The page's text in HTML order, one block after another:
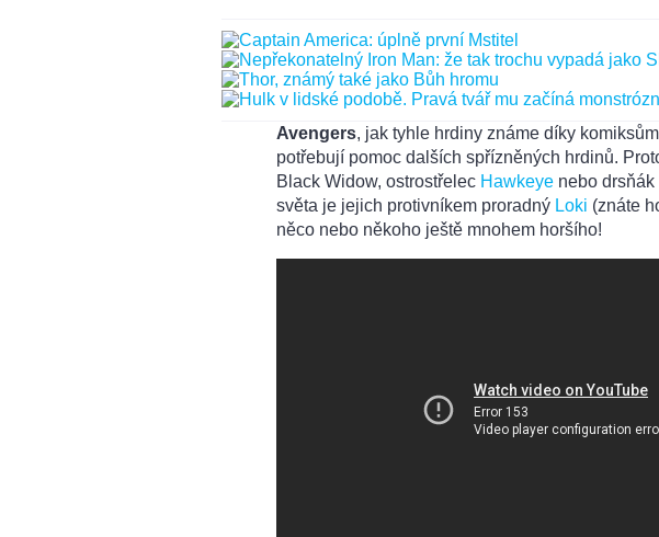
Avengers, jak tyhle hrdiny známe díky
potřebují pomoc dalších spřízněných hrdinů.
Black Widow, ostrostřelec Hawkeye nebo
světa je jejich protivníkem proradný Loki (znáte
něco nebo někoho ještě mnohem horšího!